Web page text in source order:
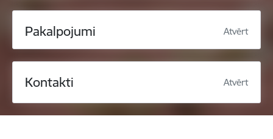
Pakalpojumi Atvērt
Kontakti Atvērt